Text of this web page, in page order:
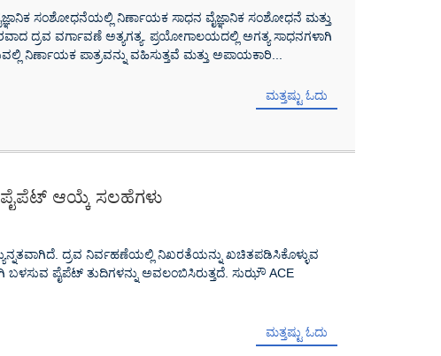
ಸಂಶೋಧನೆಯಲ್ಲಿ ನಿರ್ಣಾಯಕ ಸಾಧನ ವೈಜ್ಞಾನಿಕ ಸಂಶೋಧನೆ ಮತ್ತು
ದ್ರವ ವರ್ಗಾವಣೆ ಅತ್ಯಗತ್ಯ. ಪ್ರಯೋಗಾಲಯದಲ್ಲಿ ಅಗತ್ಯ ಸಾಧನಗಳಾಗಿ
ನಿರ್ಣಾಯಕ ಪಾತ್ರವನ್ನು ವಹಿಸುತ್ತವೆ ಮತ್ತು ಅಪಾಯಕಾರಿ...
ಮತ್ತಷ್ಟು ಓದು
ಆಯ್ಕೆ ಸಲಹೆಗಳು
ದ್ರವ ನಿರ್ವಹಣೆಯಲ್ಲಿ ನಿಖರತೆಯನ್ನು ಖಚಿತಪಡಿಸಿಕೊಳ್ಳುವ
ಪೈಪೆಟ್ ತುದಿಗಳನ್ನು ಅವಲಂಬಿಸಿರುತ್ತದೆ. ಸುಝೌ ACE
ಮತ್ತಷ್ಟು ಓದು